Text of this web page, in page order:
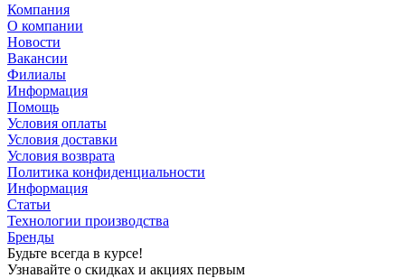
Компания
О компании
Новости
Вакансии
Филиалы
Информация
Помощь
Условия оплаты
Условия доставки
Условия возврата
Политика конфиденциальности
Информация
Статьи
Технологии производства
Бренды
Будьте всегда в курсе!
Узнавайте о скидках и акциях первым